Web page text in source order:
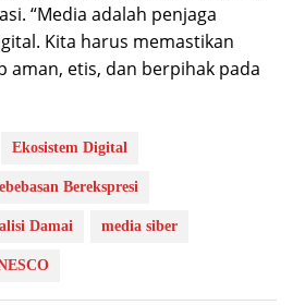
“Media adalah penjaga
Kita harus memastikan
aman, etis, dan berpihak pada
Ekosistem Digital
Berekspresi
Damai media siber